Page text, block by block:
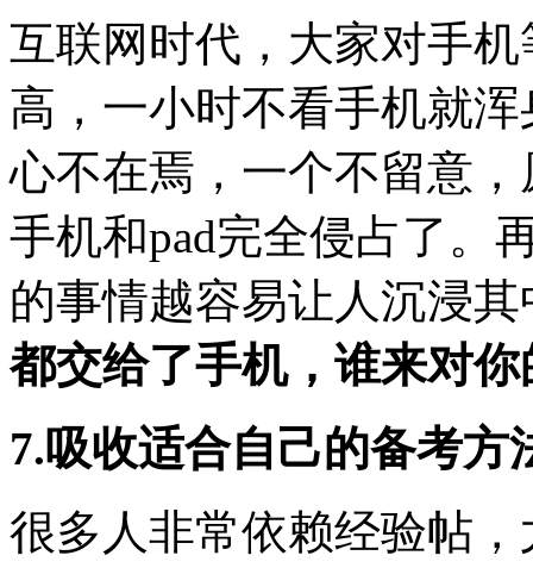
互联网时代，大家对手
高，一小时不看手机就
心不在焉，一个不留意
手机和pad完全侵占了。
的事情越容易让人沉浸
都交给了手机，谁来对
7.吸收适合自己的备考方
很多人非常依赖经验帖